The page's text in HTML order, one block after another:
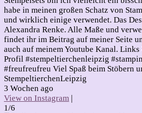
habe in meinen großen Schatz von
und wirklich einige verwendet. Das
Alexandra Renke. Alle Maße und
findet ihr im Beitrag auf meiner Seite
auch auf meinem Youtube Kanal.
Profil #stempeltierchenleipzig
#freufreufreu Viel Spaß beim Stöbern
StempeltierchenLeipzig
3 Wochen ago
View on Instagram |
1/6